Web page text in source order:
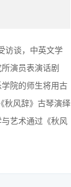
访谈，中英文学
演员表演话剧
院的师生将用古
秋风辞》古琴演绎
艺术通过《秋风